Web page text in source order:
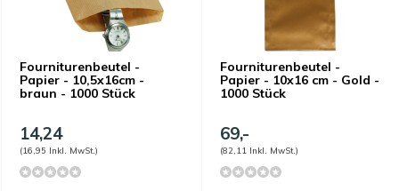
Fourniturenbeutel -
Papier - 10,5x16cm -
braun - 1000 Stück
14,24
(16,95 Inkl. MwSt.)
Fourniturenbeutel -
Papier - 10x16 cm - Gold -
1000 Stück
69,-
(82,11 Inkl. MwSt.)